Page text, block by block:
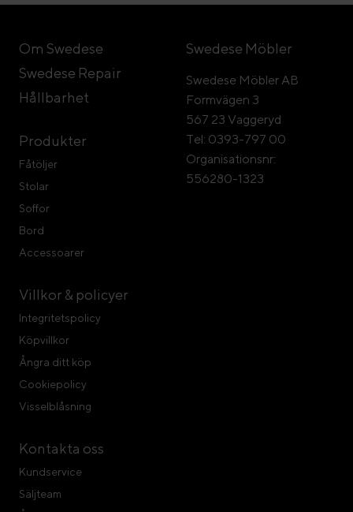
Om Swedese
Swedese Repair
Hållbarhet
Produkter
Fåtöljer
Stolar
Soffor
Bord
Accessoarer
Villkor & policyer
Integritetspolicy
Köpvillkor
Ångra ditt köp
Cookiepolicy
Visselblåsning
Kontakta oss
Kundservice
Säljteam
Swedese Möbler
Swedese Möbler AB
Formvägen 3
567 23 Vaggeryd
Tel: 0393-797 00
Organisationsnr:
556280-1323